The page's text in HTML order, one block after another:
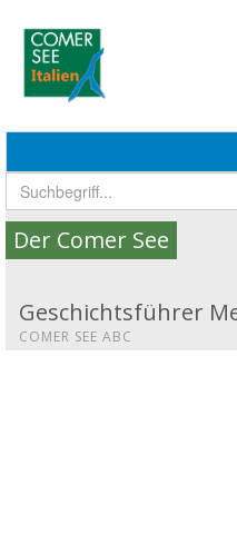
Der Comer See
Geschichtsführer
COMER SEE ABC